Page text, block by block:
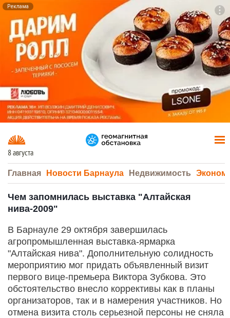
Реклама
8 августа
Главная Новости Барнаула Недвижимость
Чем запомнилась выставка "Алтайская
нива-2009"
В Барнауле 29 октября завершилась
агропромышленная выставка-ярмарка
"Алтайская нива". Дополнительную солидность
мероприятию мог придать объявленный визит
первого вице-премьера Виктора Зубкова. Это
обстоятельство внесло коррективы как в планы
организаторов, так и в намерения участников. Но
отмена визита столь серьезной персоны не сняла